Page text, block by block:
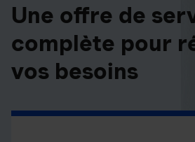
Une offre de
complète pour
vos besoins